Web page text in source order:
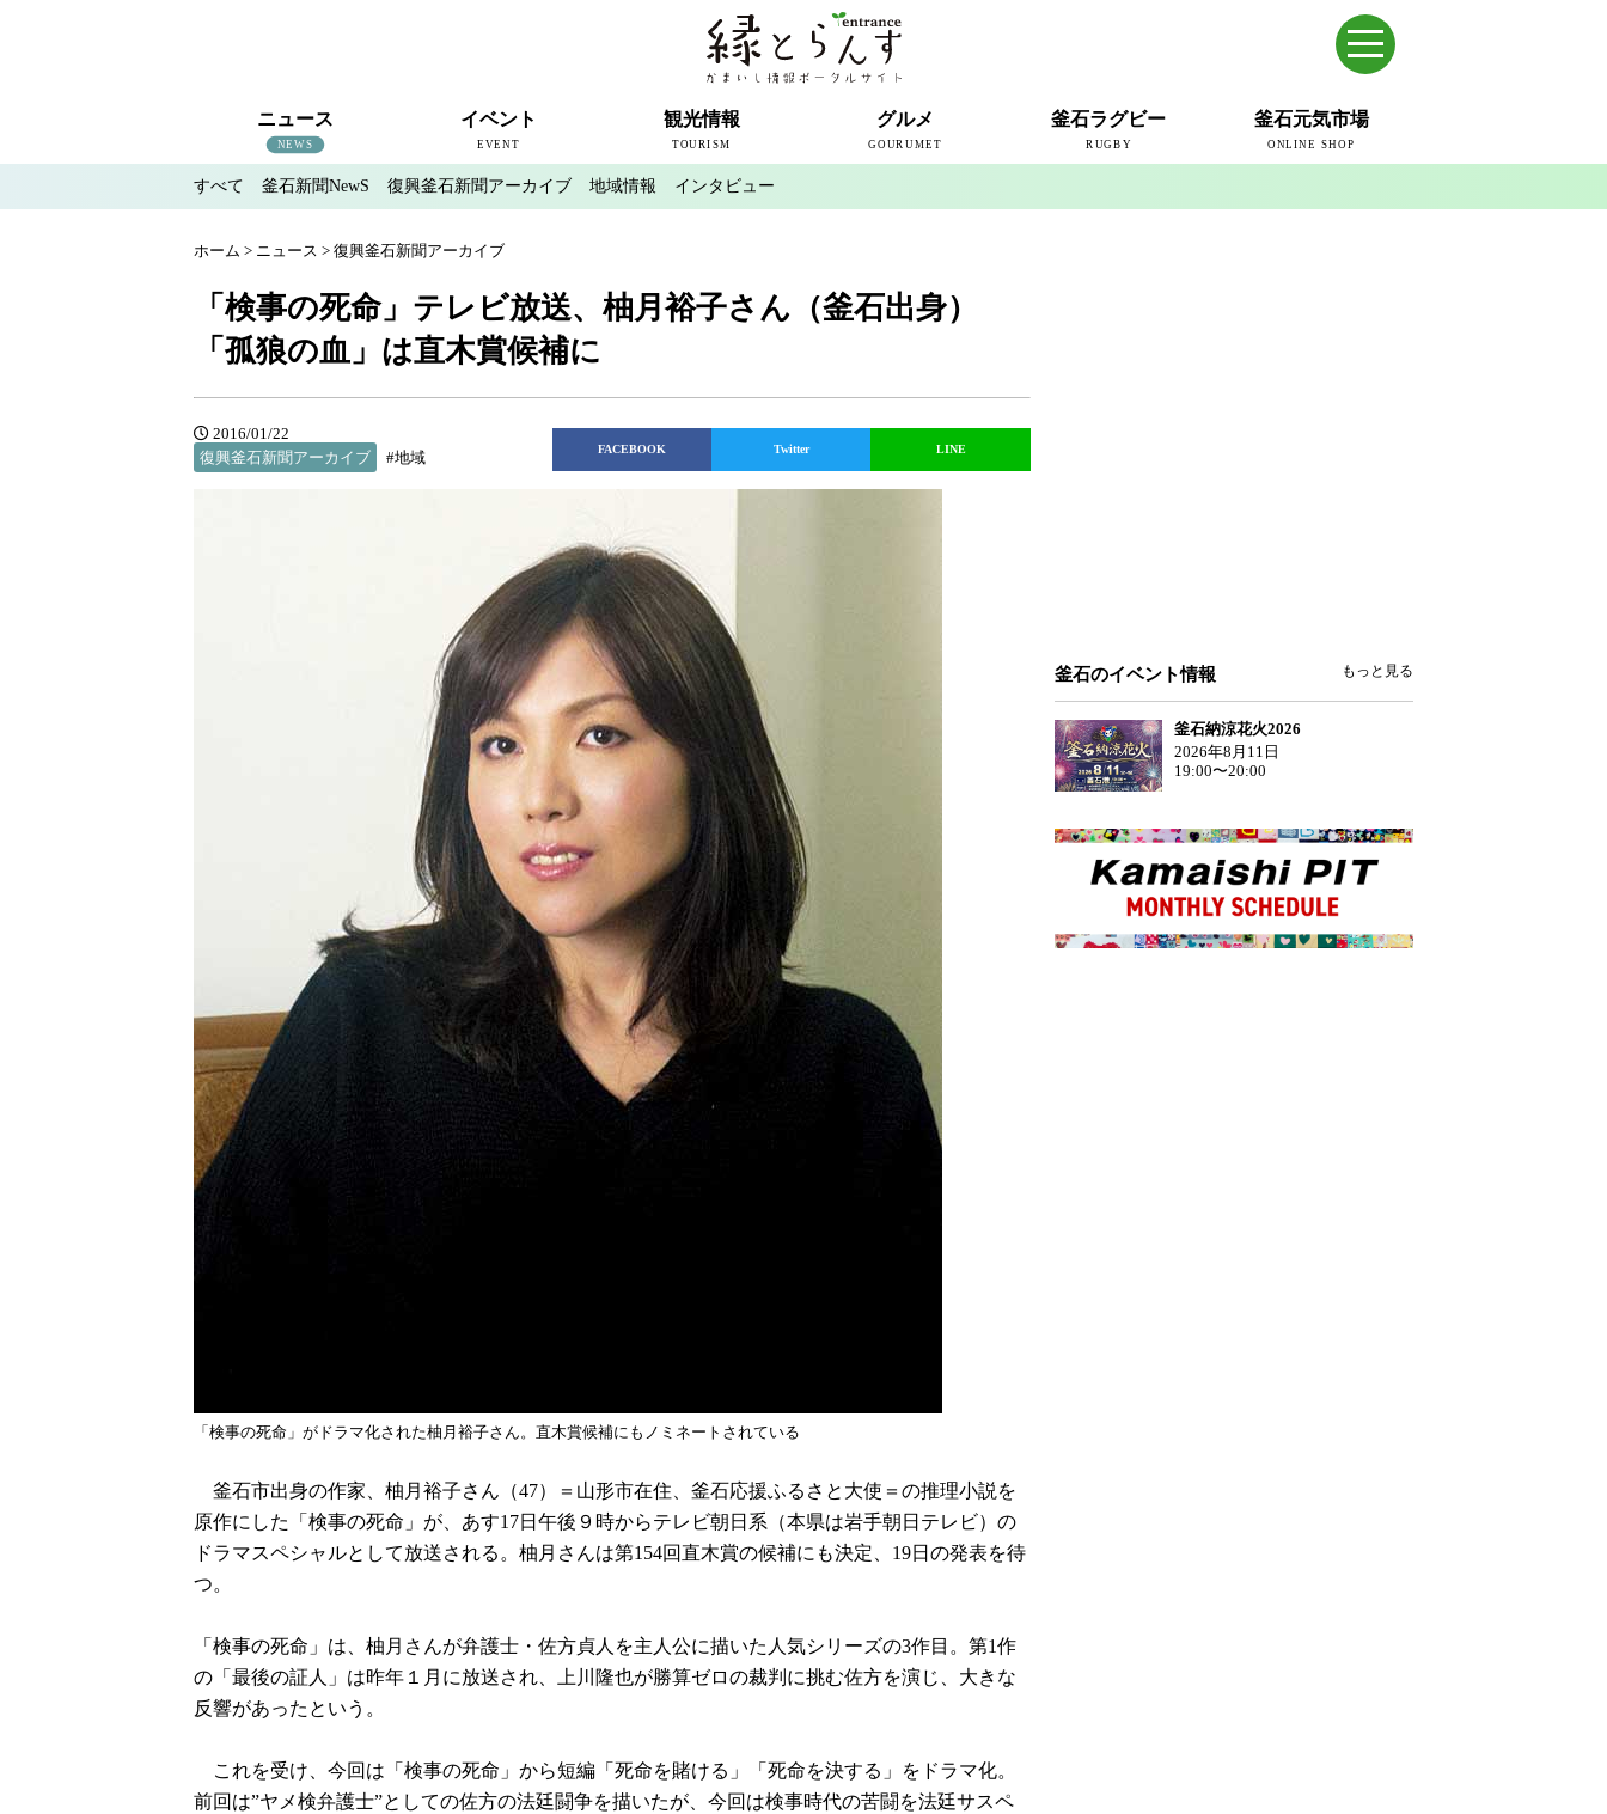
ニュース
NEWS
すべて
釜石新聞NewS
復興釜石新聞アーカイブ
地域情報
インタビュー
イベント
EVENT
釜石のイベント情報
観光情報
TOURISM
近代製鉄発祥の地
観光スポット
宿泊情報
釜石情報交流センター
魚河岸テラス
うのすまい・トモス
根浜シーサイド
SL銀河
三陸鉄道
グルメ
GOURUMET
釜石ラグビー
RUGBY
釜石元気市場
ONLINE SHOP
すべて 釜石新聞NewS 復興釜石新聞アーカイブ 地域情報 インタビュー
ホーム > ニュース > 復興釜石新聞アーカイブ
「検事の死命」テレビ放送、柚月裕子さん（釜石出身）
「孤狼の血」は直木賞候補に
2016/01/22
復興釜石新聞アーカイブ
#地域 FACEBOOK Twitter LINE
「検事の死命」がドラマ化された柚月裕子さん。直木賞候補にもノミネートされている
釜石市出身の作家、柚月裕子さん（47）＝山形市在住、釜石応援ふるさと大使＝の推理小説を
原作にした「検事の死命」が、あす17日午後９時からテレビ朝日系（本県は岩手朝日テレビ）の
ドラマスペシャルとして放送される。柚月さんは第154回直木賞の候補にも決定、19日の発表を待
つ。
「検事の死命」は、柚月さんが弁護士・佐方貞人を主人公に描いた人気シリーズの3作目。第1作
の「最後の証人」は昨年１月に放送され、上川隆也が勝算ゼロの裁判に挑む佐方を演じ、大きな
反響があったという。
これを受け、今回は「検事の死命」から短編「死命を賭ける」「死命を決する」をドラマ化。
前回は”ヤメ検弁護士”としての佐方の法廷闘争を描いたが、今回は検事時代の苦闘を法廷サスペ
釜石のイベント情報 もっと見る
釜石納涼花火2026
2026年8月11日
19:00〜20:00